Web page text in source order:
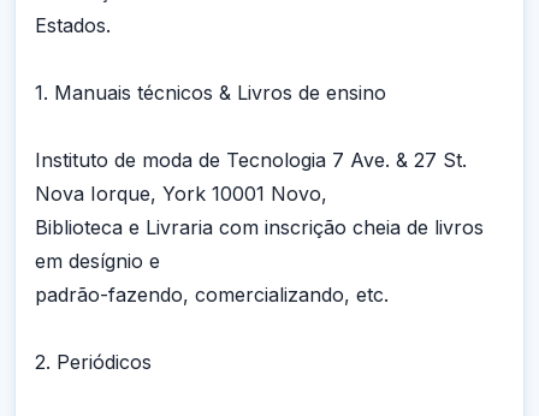
Estados.
1. Manuais técnicos & Livros de ensino
Instituto de moda de Tecnologia 7 Ave. & 27 St.
Nova Iorque, York 10001 Novo,
Biblioteca e Livraria com inscrição cheia de livros
em desígnio e
padrão-fazendo, comercializando, etc.
2. Periódicos